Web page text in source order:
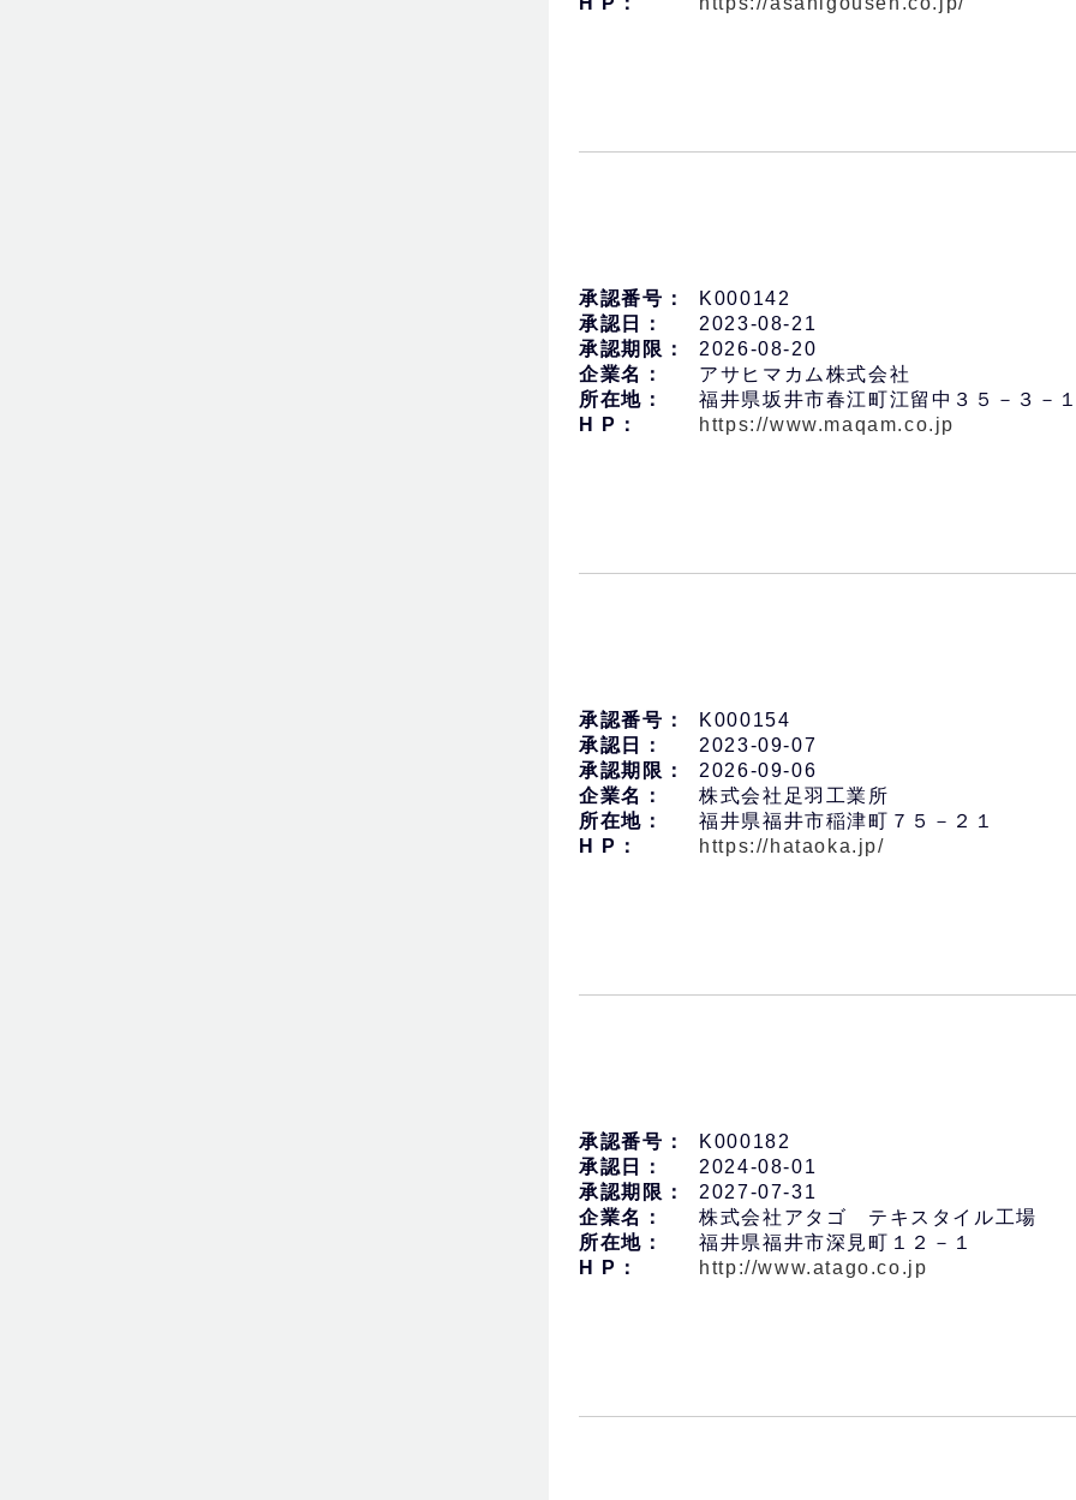
承認番号：
K000142
承認日：
2023-08-21
承認期限：
2026-08-20
企業名：
アサヒマカム株式会社
所在地：
福井県坂井市春江町江留中３５－３－
H P：
https://www.maqam.co.jp
承認番号：
K000154
承認日：
2023-09-07
承認期限：
2026-09-06
企業名：
株式会社足羽工業所
所在地：
福井県福井市稲津町７５－２１
H P：
https://hataoka.jp/
承認番号：
K000182
承認日：
2024-08-01
承認期限：
2027-07-31
企業名：
株式会社アタゴ テキスタイル工場
所在地：
福井県福井市深見町１２－１
H P：
http://www.atago.co.jp